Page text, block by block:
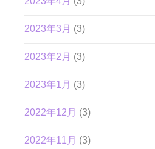
2023年3月 (3)
2023年2月 (3)
2023年1月 (3)
2022年12月 (3)
2022年11月 (3)